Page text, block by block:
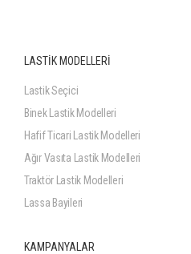
LASTİK MODELLERİ
Lastik Seçici
Binek Lastik Modelleri
Hafif Ticari Lastik Modelleri
Ağır Vasıta Lastik Modelleri
Traktör Lastik Modelleri
Lassa Bayileri
KAMPANYALAR